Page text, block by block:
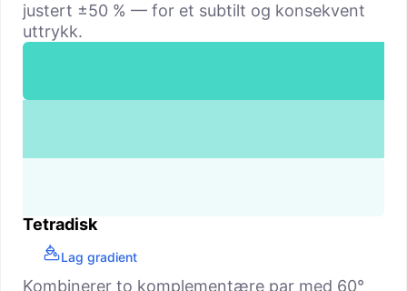
justert ±50 % — for et subtilt og konsekvent
uttrykk.
Tetradisk
Lag gradient
Kombinerer to komplementære par med 60°